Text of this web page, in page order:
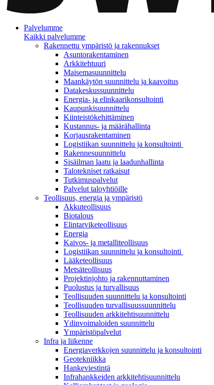
Palvelumme
Kaikki palvelumme
Rakennettu ympäristö ja rakennukset
Asuntorakentaminen
Arkkitehtuuri
Maisemasuunnittelu
Maankäytön suunnittelu ja kaavoitus
Datakeskussuunnittelu
Energia- ja elinkaarikonsultointi
Kaupunkisuunnittelu
Kiinteistökehittäminen
Kustannus- ja määrähallinta
Korjausrakentaminen
Logistiikan suunnittelu ja konsultointi
Rakennesuunnittelu
Sisäilman laatu ja laadunhallinta
Talotekniset ratkaisut
Tutkimuspalvelut
Palvelut taloyhtiöille
Teollisuus, energia ja ympäristö
Akkuteollisuus
Biotalous
Elintarviketeollisuus
Energia
Kaivos- ja metalliteollisuus
Logistiikan suunnittelu ja konsultointi
Lääketeollisuus
Metsäteollisuus
Projektinjohto ja rakennuttaminen
Puolustus ja turvallisuus
Teollisuuden suunnittelu ja konsultointi
Teollisuuden turvallisuussuunnittelu
Teollisuuden arkkitehtisuunnittelu
Ydinvoimaloiden suunnittelu
Ympäristöpalvelut
Infra ja liikenne
Energiaverkkojen suunnittelu ja konsultointi
Geotekniikka
Hankeviestintä
Infrahankkeiden arkkitehtisuunnittelu